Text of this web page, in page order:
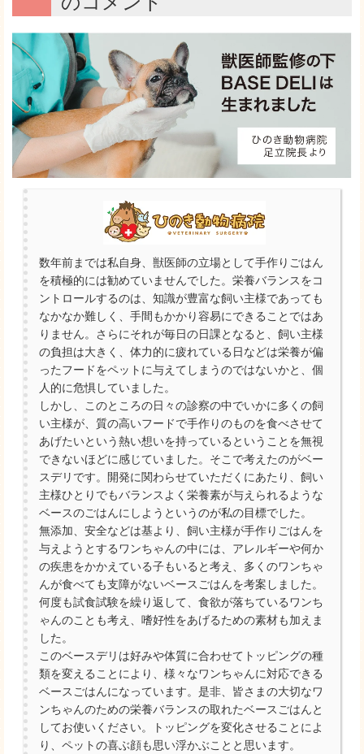
数年前までは私自身、獣医師の立場として手作りごはん
を積極的には勧めていませんでした。栄養バランスをコ
ントロールするのは、知識が豊富な飼い主様であっても
なかなか難しく、手間もかかり容易にできることではあ
りません。さらにそれが毎日の日課となると、飼い主様
の負担は大きく、体力的に疲れている日などは栄養が偏
ったフードをペットに与えてしまうのではないかと、個
人的に危惧していました。
しかし、このところの日々の診察の中でいかに多くの飼
い主様が、質の高いフードで手作りのものを食べさせて
あげたいという熱い想いを持っているということを無視
できないほどに感じていました。そこで考えたのがベー
スデリです。開発に関わらせていただくにあたり、飼い
主様ひとりでもバランスよく栄養素が与えられるような
ベースのごはんにしようというのが私の目標でした。
無添加、安全などは基より、飼い主様が手作りごはんを
与えようとするワンちゃんの中には、アレルギーや何か
の疾患をかかえている子もいると考え、多くのワンちゃ
んが食べても支障がないベースごはんを考案しました。
何度も試食試験を繰り返して、食欲が落ちているワンち
ゃんのことも考え、嗜好性をあげるための素材も加えま
した。
このベースデリは好みや体質に合わせてトッピングの種
類を変えることにより、様々なワンちゃんに対応できる
ベースごはんになっています。是非、皆さまの大切なワ
ンちゃんのための栄養バランスの取れたベースごはんと
してお使いください。トッピングを変化させることによ
り、ペットの喜ぶ顔も思い浮かぶことと思います。